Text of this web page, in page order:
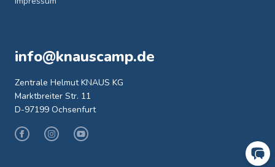
info@knauscamp.de
Zentrale Helmut KNAUS KG
Marktbreiter Str. 11
D-97199 Ochsenfurt
FacebookInstagramYoutube